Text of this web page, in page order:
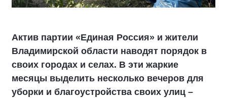
Актив партии «Единая Россия» и жители
Владимирской области наводят порядок в
своих городах и селах. В эти жаркие
месяцы выделить несколько вечеров для
уборки и благоустройства своих улиц –